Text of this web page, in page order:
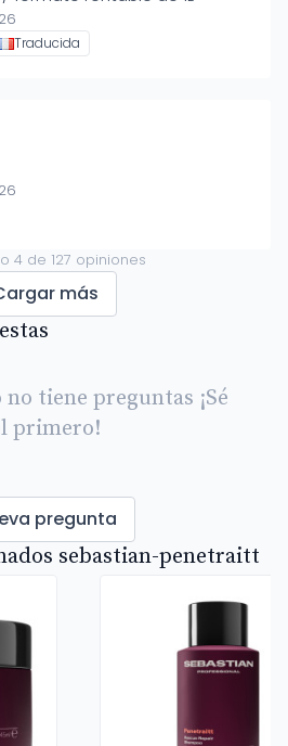
Traducida
4de 127 opiniones
más
tiene preguntas ¡Sé
primero!
pregunta
sebastian-penetraitt